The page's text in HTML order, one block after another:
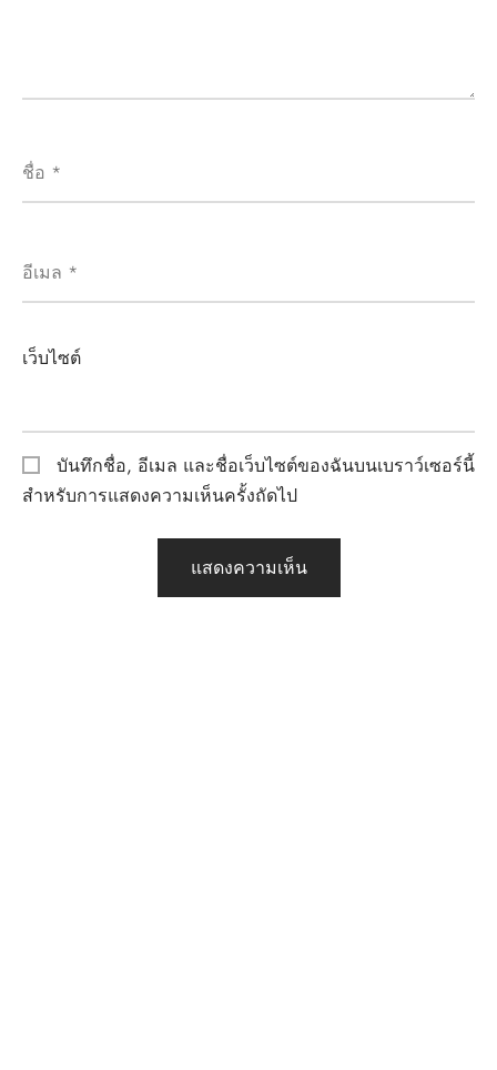
ชื่อ *
อีเมล *
เว็บไซต์
บันทึกชื่อ, อีเมล และชื่อเว็บไซต์ของฉันบนเบราว์เซอร์นี้
สำหรับการแสดงความเห็นครั้งถัดไป